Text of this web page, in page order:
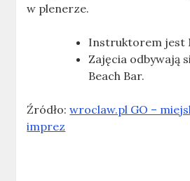
w plenerze.
Instruktorem jest
Zajęcia odbywają
Beach Bar.
Źródło:wroclaw.pl GO –
imprez